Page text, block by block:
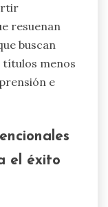
resuenan
buscan
menos
e
el éxito